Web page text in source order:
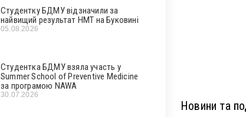
Студентку БДМУ відзначили за
найвищий результат НМТ на Буковині
05.08.2026
Студентка БДМУ взяла участь у
Summer School of Preventive Medicine
за програмою NAWA
30.07.2026
Новини та